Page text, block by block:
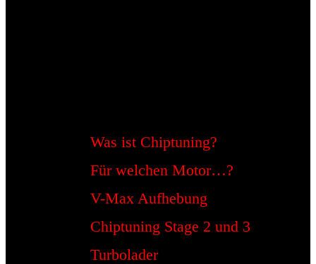
Was ist Chiptuning?
Für welchen Motor…?
V-Max Aufhebung
Chiptuning Stage 2 und 3
Turbolader